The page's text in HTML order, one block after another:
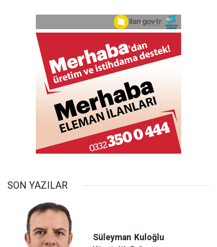
SON YAZILAR
Süleyman Kuloğlu